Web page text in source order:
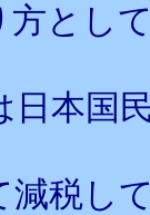
方とし
日本国
税し